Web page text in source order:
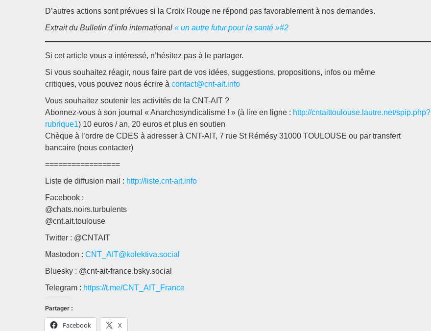
D’autres actions sont prévues si la Croix Rouge ne répond pas favorablement à nos demandes.
Extrait du Bulletin d’info international « un autre futur pour la santé »#2
Si cet article vous a intéressé, n’hésitez pas à le partager.
Si vous souhaitez réagir, nous faire part de vos idées, suggestions, propositions, infos ou même
critiques, vous pouvez nous écrire à contact@cnt-ait.info
Vous souhaitez soutenir les activités de la CNT-AIT ?
Abonnez-vous à son journal « Anarchosyndicalisme ! » (à lire en ligne : http://cntaittoulouse.lautre.net/spip.php?
rubrique1) 10 euros / an, 20 euros et plus en soutien
Chèque à l’ordre de CDES à adresser à CNT-AIT, 7 rue St Rémésy 31000 TOULOUSE ou par transfert
bancaire (nous contacter)
=================
Liste de diffusion mail : http://liste.cnt-ait.info
Facebook :
@chats.noirs.turbulents
@cnt.ait.toulouse
Twitter : @CNTAIT
Mastodon : CNT_AIT@kolektiva.social
Bluesky : @cnt-ait-france.bsky.social
Telegram : https://t.me/CNT_AIT_France
Partager :
Facebook X